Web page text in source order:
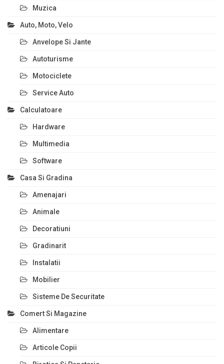
Muzica
Auto, Moto, Velo
Anvelope Si Jante
Autoturisme
Motociclete
Service Auto
Calculatoare
Hardware
Multimedia
Software
Casa Si Gradina
Amenajari
Animale
Decoratiuni
Gradinarit
Instalatii
Mobilier
Sisteme De Securitate
Comert Si Magazine
Alimentare
Articole Copii